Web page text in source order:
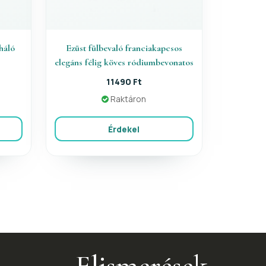
Ezüst fülbevaló franciakapcsos
elegáns félig köves ródiumbevonatos
11490 Ft
Raktáron
Érdekel